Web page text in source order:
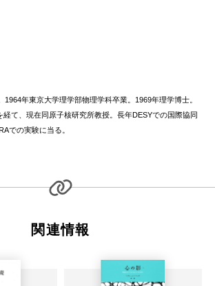
1964年東京大学理学部物理学科卒業。1969年理学博士。
経て、現在同原子核研究所教授。長年DESYでの国際協同
での実験に当る。
関連情報